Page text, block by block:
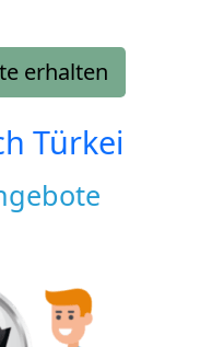
erhalten
Türkei